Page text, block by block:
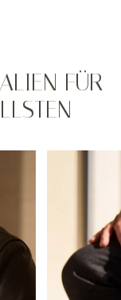
FÜR